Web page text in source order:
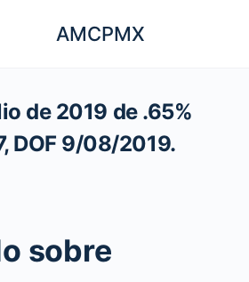
AMCPMX
de 2019 de .65%
DOF 9/08/2019.
sobre